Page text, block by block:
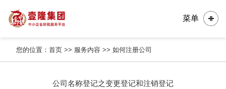
菜单
您的位置：首页 >> 服务内容 >>如何注册公司
公司名称登记之变更登记和注销登记